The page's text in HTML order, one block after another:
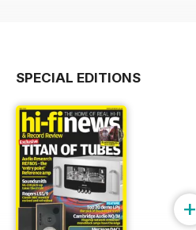
SPECIAL EDITIONS
+